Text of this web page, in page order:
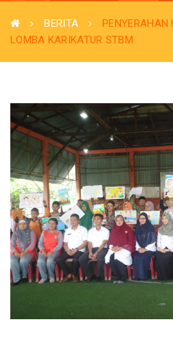
BERITA
PENYERAHAN
LOMBA KARIKATUR STBM